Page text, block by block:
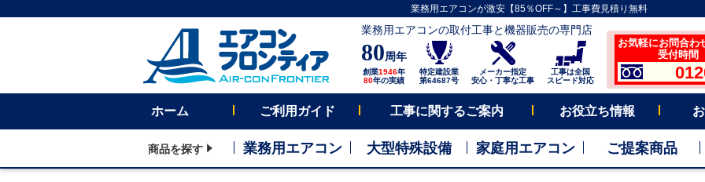
業務用エアコンが激安【85％OFF～】工事費見積り無料
業務用エアコンの取付工事と機器販売の専門店
80周年
創業1946年
80年の実績
特定建設業
第64687号
メーカー指定
安心・丁寧な工事
工事は全国
スピード対応
お気軽にお問合わ
受付時間
ホーム ご利用ガイド 工事に関するご案内 お役立ち情報
商品を探す 業務用エアコン 大型特殊設備 家庭用エアコン ご提案商品